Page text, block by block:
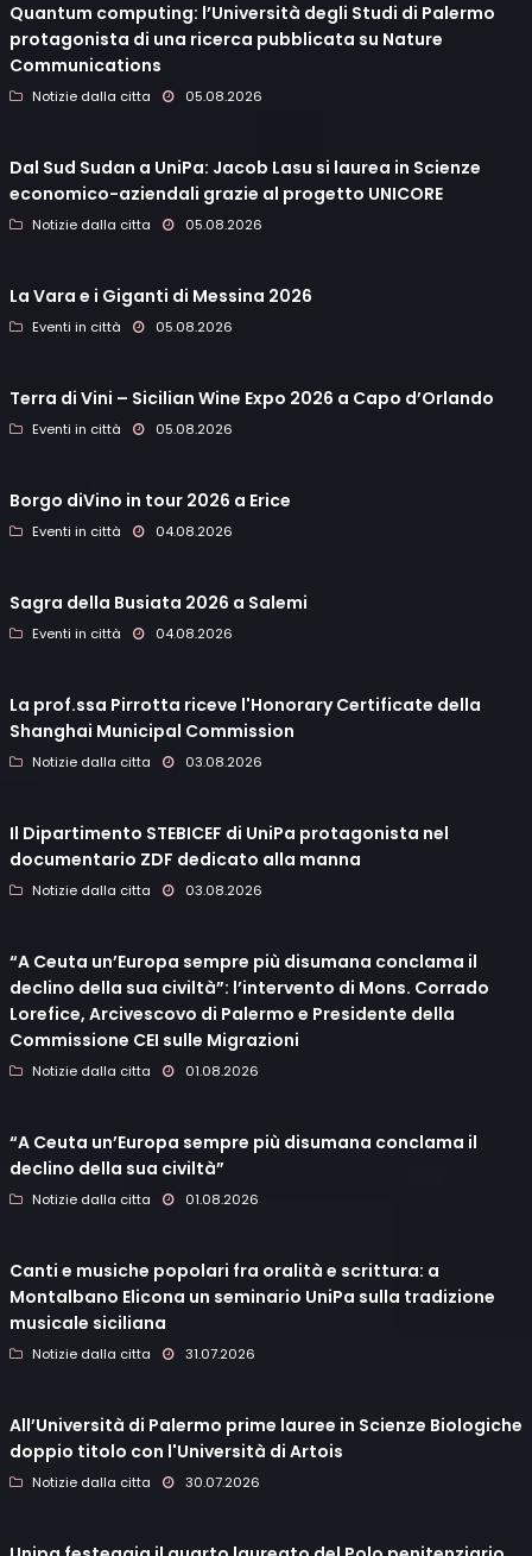
Quantum computing: l’Università degli Studi di Palermo
protagonista di una ricerca pubblicata su Nature
Communications
Notizie dalla citta 05.08.2026
Dal Sud Sudan a UniPa: Jacob Lasu si laurea in Scienze
economico-aziendali grazie al progetto UNICORE
Notizie dalla citta 05.08.2026
La Vara e i Giganti di Messina 2026
Eventi in città 05.08.2026
Terra di Vini – Sicilian Wine Expo 2026 a Capo d’Orlando
Eventi in città 05.08.2026
Borgo diVino in tour 2026 a Erice
Eventi in città 04.08.2026
Sagra della Busiata 2026 a Salemi
Eventi in città 04.08.2026
La prof.ssa Pirrotta riceve l'Honorary Certificate della
Shanghai Municipal Commission
Notizie dalla citta 03.08.2026
Il Dipartimento STEBICEF di UniPa protagonista nel
documentario ZDF dedicato alla manna
Notizie dalla citta 03.08.2026
“A Ceuta un’Europa sempre più disumana conclama il
declino della sua civiltà”: l’intervento di Mons. Corrado
Lorefice, Arcivescovo di Palermo e Presidente della
Commissione CEI sulle Migrazioni
Notizie dalla citta 01.08.2026
“A Ceuta un’Europa sempre più disumana conclama il
declino della sua civiltà”
Notizie dalla citta 01.08.2026
Canti e musiche popolari fra oralità e scrittura: a
Montalbano Elicona un seminario UniPa sulla tradizione
musicale siciliana
Notizie dalla citta 31.07.2026
All’Università di Palermo prime lauree in Scienze Biologiche
doppio titolo con l'Università di Artois
Notizie dalla citta 30.07.2026